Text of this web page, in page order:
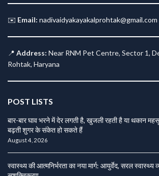
✉️ Email: nadivaidyakayakalprohtak@gmail.com
📍 Address: Near RNM Pet Centre, Sector 1,
Rohtak, Haryana
POST LISTS
बार-बार घाव भरने में देर लगती है, खुजली रहती है या थकान
बढ़ती शुगर के संकेत हो सकते हैं
August 4, 2026
स्वास्थ्य की आत्मनिर्भरता का नया मार्ग: आयुर्वेद, सरल